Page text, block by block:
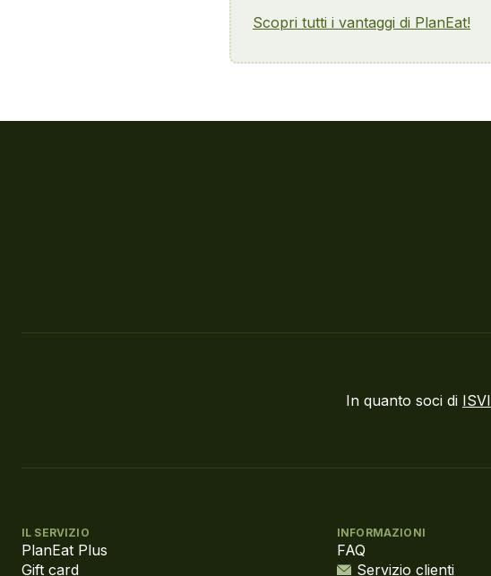
Scopri tutti i vantaggi di PlanEat!
In quanto soci di ISVI
IL SERVIZIO
PlanEat Plus
Gift card
INFORMAZIONI
FAQ
Servizio clienti